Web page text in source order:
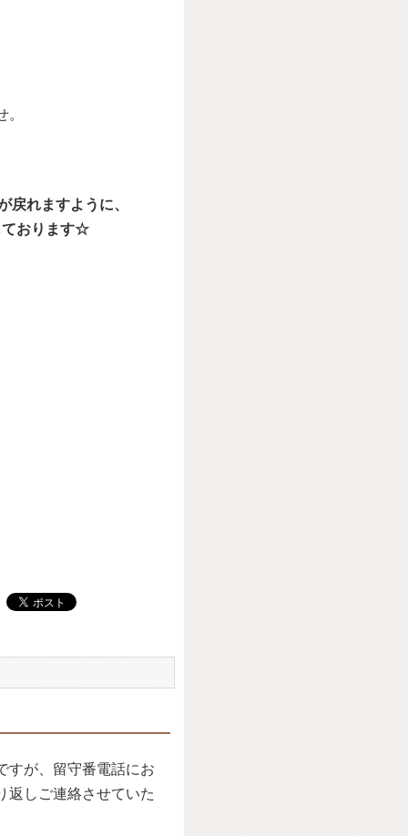
れますように、
ております☆
すが、留守番電話にお
返しご連絡させていた